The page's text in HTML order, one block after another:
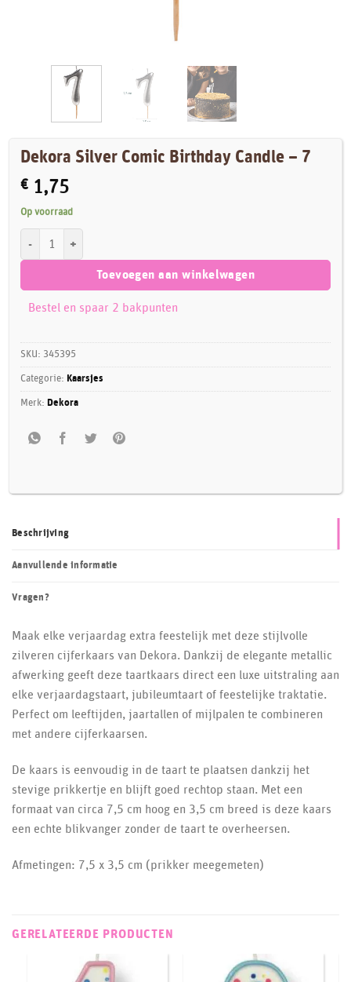
Dekora Silver Comic Birthday Candle – 7
€ 1,75
Op voorraad
Toevoegen aan winkelwagen
Bestel en spaar 2 bakpunten
SKU: 345395
Categorie: Kaarsjes
Merk: Dekora
Beschrijving
Aanvullende informatie
Vragen?
Maak elke verjaardag extra feestelijk met deze stijlvolle
zilveren cijferkaars van Dekora. Dankzij de elegante metallic
afwerking geeft deze taartkaars direct een luxe uitstraling aan
elke verjaardagstaart, jubileumtaart of feestelijke traktatie.
Perfect om leeftijden, jaartallen of mijlpalen te combineren
met andere cijferkaarsen.
De kaars is eenvoudig in de taart te plaatsen dankzij het
stevige prikkertje en blijft goed rechtop staan. Met een
formaat van circa 7,5 cm hoog en 3,5 cm breed is deze kaars
een echte blikvanger zonder de taart te overheersen.
Afmetingen: 7,5 x 3,5 cm (prikker meegemeten)
GERELATEERDE PRODUCTEN